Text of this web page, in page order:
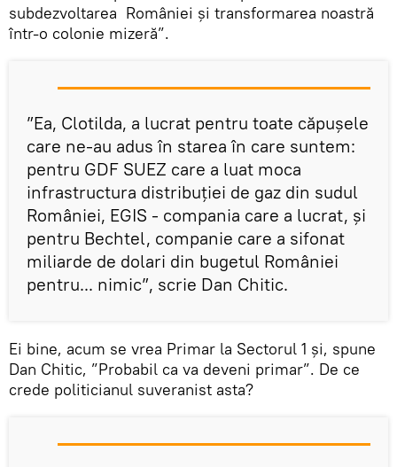
subdezvoltarea României și transformarea noastră
într-o colonie mizeră”.
”Ea, Clotilda, a lucrat pentru toate căpușele
care ne-au adus în starea în care suntem:
pentru GDF SUEZ care a luat moca
infrastructura distribuției de gaz din sudul
României, EGIS - compania care a lucrat, și
pentru Bechtel, companie care a sifonat
miliarde de dolari din bugetul României
pentru... nimic”, scrie Dan Chitic.
Ei bine, acum se vrea Primar la Sectorul 1 și, spune
Dan Chitic, ”Probabil ca va deveni primar”. De ce
crede politicianul suveranist asta?